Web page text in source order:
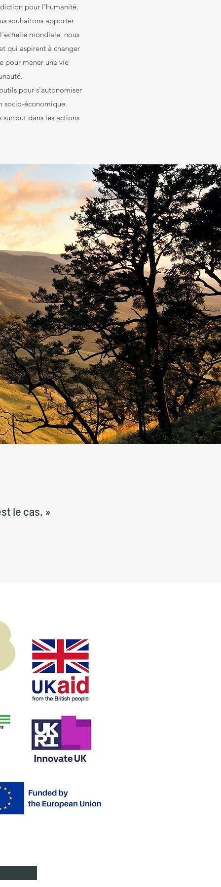
pour l’humanité.
souhaitons apporter
mondiale, nous
qui aspirent à changer
pour mener une vie
pour s'autonomiser
socio-économique.
surtout dans les actions
le cas. »